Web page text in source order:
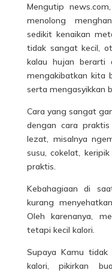
Mengutip
menolong
sedikit kenaikan
tidak sangat kecil,
kalau hujan berarti
mengakibatkan kita
serta mengasyikkan
Cara yang sangat
dengan cara
lezat, misalnya
susu, cokelat,
praktis.
Kebahagiaan di
kurang
Oleh karenanya,
tetapi kecil kalori.
Supaya Kamu tidak
kalori, pikirkan